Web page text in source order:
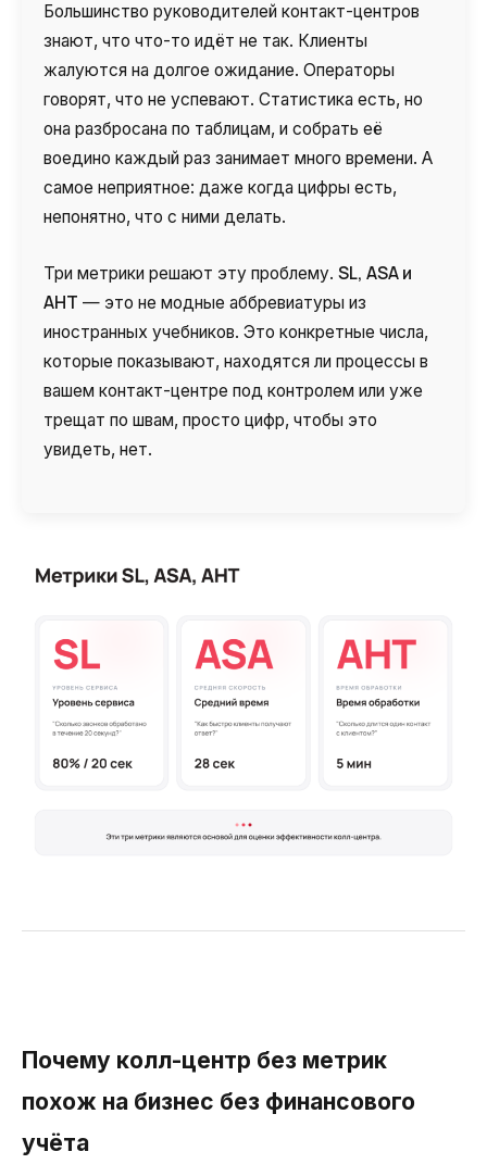
SIP TRUNK
SMS-рассылки
Международные SMS-рассылки
Синтез речи
Голосовое приветствие
телефона
Интеграция с IP телефонией
Расширенный пакет поддержки SLA
Телефонная аналитика для бизнеса
Viber-рассылки
Большинство руководителей контакт-центров
знают, что что-то идёт не так. Клиенты
жалуются на долгое ожидание. Операторы
говорят, что не успевают. Статистика есть, но
она разбросана по таблицам, и собрать её
воедино каждый раз занимает много времени. А
самое неприятное: даже когда цифры есть,
непонятно, что с ними делать.
Три метрики решают эту проблему. SL, ASA и
AHT — это не модные аббревиатуры из
иностранных учебников. Это конкретные числа,
которые показывают, находятся ли процессы в
вашем контакт-центре под контролем или уже
трещат по швам, просто цифр, чтобы это
увидеть, нет.
Почему колл-центр без метрик
похож на бизнес без финансового
учёта